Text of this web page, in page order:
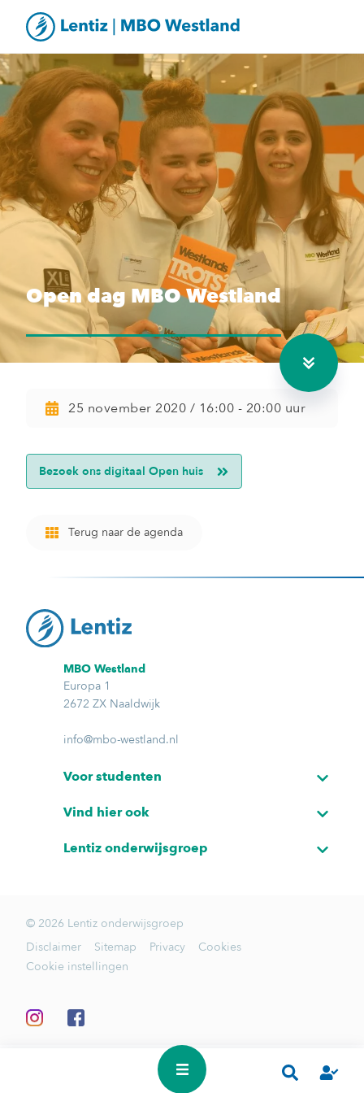
Open dag MBO Westland
25 november 2020 / 16:00 - 20:00 uur
Bezoek ons digitaal Open huis
Terug naar de agenda
MBO Westland
Europa 1
2672 ZX Naaldwijk
info@mbo-westland.nl
Voor studenten
Vind hier ook
Lentiz onderwijsgroep
© 2026 Lentiz onderwijsgroep
Disclaimer
Sitemap Privacy
Cookies
Cookie instellingen